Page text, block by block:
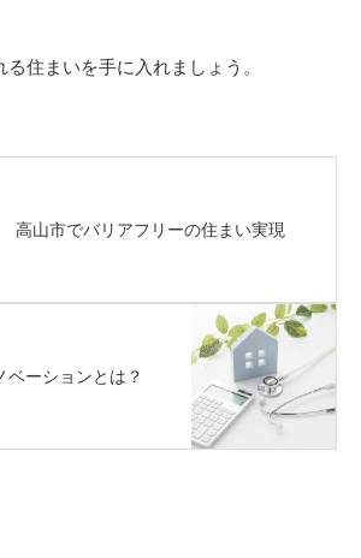
住まいを手に入れましょう。
高山市でバリアフリーの住まい実現
ベーションとは？